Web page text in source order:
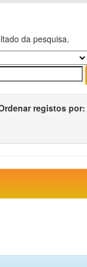
da pesquisa.
registos por: